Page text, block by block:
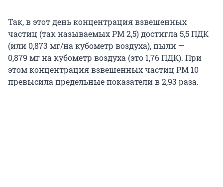
Так, в этот день концентрация взвешенных
частиц (так называемых PM 2,5) достигла 5,5 ПДК
(или 0,873 мг/на кубометр воздуха), пыли —
0,879 мг на кубометр воздуха (это 1,76 ПДК). При
этом концентрация взвешенных частиц РМ 10
превысила предельные показатели в 2,93 раза.